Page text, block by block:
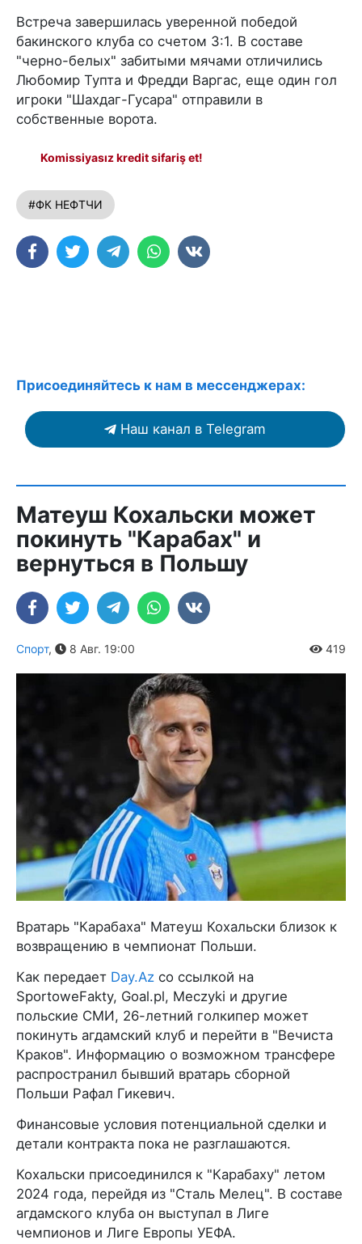
Встреча завершилась уверенной победой
бакинского клуба со счетом 3:1. В составе
"черно-белых" забитыми мячами отличились
Любомир Тупта и Фредди Варгас, еще один гол
игроки "Шахдаг-Гусара" отправили в
собственные ворота.
Komissiyasız kredit sifariş et!
#ФК НЕФТЧИ
Присоединяйтесь к нам в мессенджерах:
Наш канал в Telegram
Матеуш Кохальски может
покинуть "Карабах" и
вернуться в Польшу
Спорт, 8 Авг. 19:00 419
Вратарь "Карабаха" Матеуш Кохальски близок к
возвращению в чемпионат Польши.
Как передает Day.Az со ссылкой на
SportoweFakty, Goal.pl, Meczyki и другие
польские СМИ, 26-летний голкипер может
покинуть агдамский клуб и перейти в "Вечиста
Краков". Информацию о возможном трансфере
распространил бывший вратарь сборной
Польши Рафал Гикевич.
Финансовые условия потенциальной сделки и
детали контракта пока не разглашаются.
Кохальски присоединился к "Карабаху" летом
2024 года, перейдя из "Сталь Мелец". В составе
агдамского клуба он выступал в Лиге
чемпионов и Лиге Европы УЕФА.